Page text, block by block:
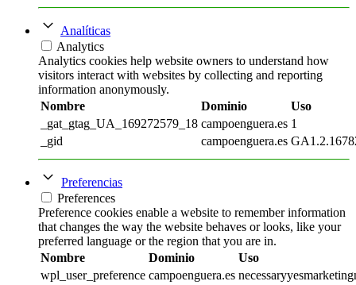
Analíticas
Analytics
Analytics cookies help website owners to understand how
visitors interact with websites by collecting and reporting
information anonymously.
Nombre
Dominio
Uso
_gat_gtag_UA_169272579_18 campoenguera.es 1
_gid
campoenguera.es
Preferencias
Preferences
Preference cookies enable a website to remember information
that changes the way the website behaves or looks, like your
preferred language or the region that you are in.
Nombre
Dominio
Uso
wpl_user_preference campoenguera.es